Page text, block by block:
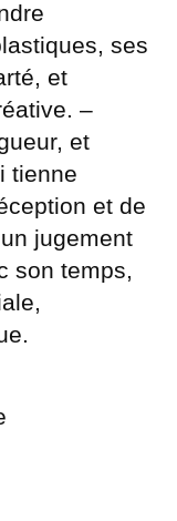
ses
et
–
et
tienne
et de
jugement
son temps,